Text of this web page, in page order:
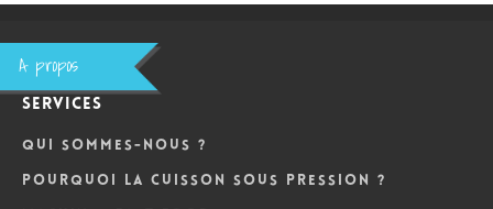
Services
Qui sommes-nous ?
Pourquoi la cuisson sous pression ?
A propos